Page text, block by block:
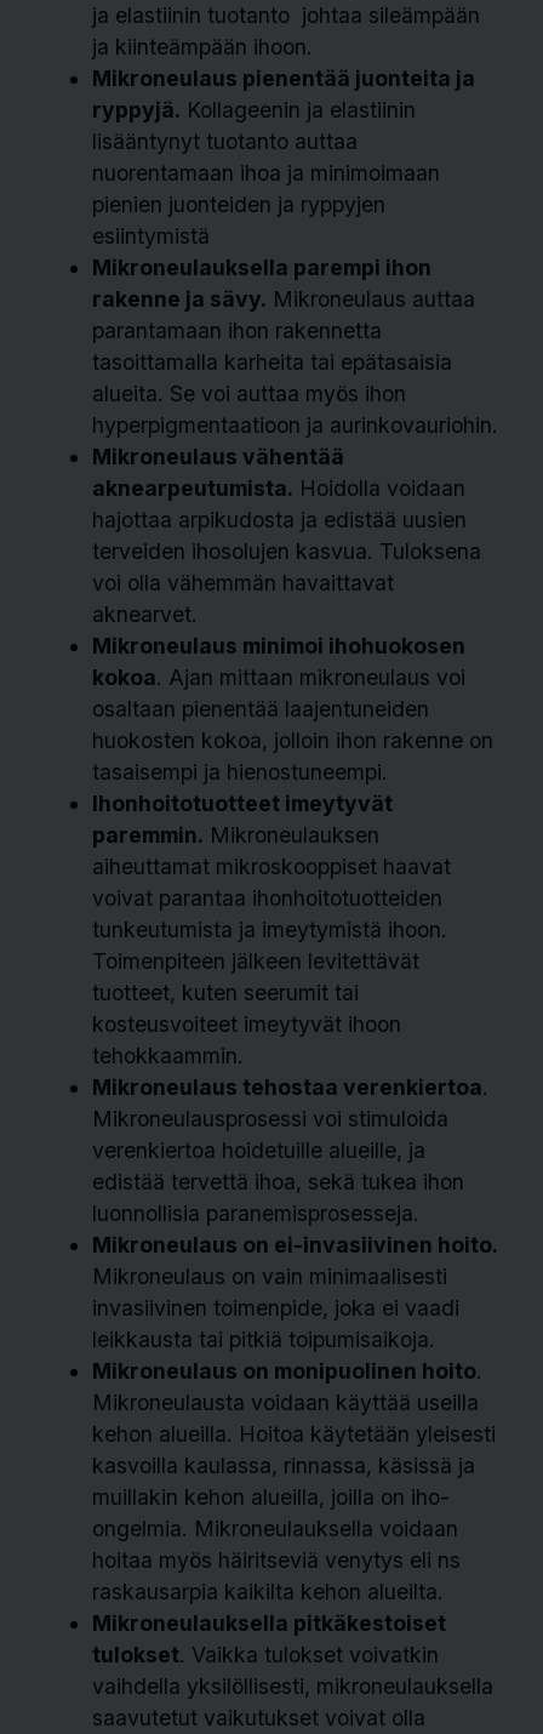
ja elastiinin tuotanto johtaa sileämpään
ja kiinteämpään ihoon.
Mikroneulaus pienentää juonteita ja
ryppyjä. Kollageenin ja elastiinin
lisääntynyt tuotanto auttaa
nuorentamaan ihoa ja minimoimaan
pienien juonteiden ja ryppyjen
esiintymistä
Mikroneulauksella parempi ihon
rakenne ja sävy. Mikroneulaus auttaa
parantamaan ihon rakennetta
tasoittamalla karheita tai epätasaisia
alueita. Se voi auttaa myös ihon
hyperpigmentaatioon ja aurinkovauriohin.
Mikroneulaus vähentää
aknearpeutumista. Hoidolla voidaan
hajottaa arpikudosta ja edistää uusien
terveiden ihosolujen kasvua. Tuloksena
voi olla vähemmän havaittavat
aknearvet.
Mikroneulaus minimoi ihohuokosen
kokoa. Ajan mittaan mikroneulaus voi
osaltaan pienentää laajentuneiden
huokosten kokoa, jolloin ihon rakenne on
tasaisempi ja hienostuneempi.
Ihonhoitotuotteet imeytyvät
paremmin. Mikroneulauksen
aiheuttamat mikroskooppiset haavat
voivat parantaa ihonhoitotuotteiden
tunkeutumista ja imeytymistä ihoon.
Toimenpiteen jälkeen levitettävät
tuotteet, kuten seerumit tai
kosteusvoiteet imeytyvät ihoon
tehokkaammin.
Mikroneulaus tehostaa verenkiertoa.
Mikroneulausprosessi voi stimuloida
verenkiertoa hoidetuille alueille, ja
edistää tervettä ihoa, sekä tukea ihon
luonnollisia paranemisprosesseja.
Mikroneulaus on ei-invasiivinen hoito.
Mikroneulaus on vain minimaalisesti
invasiivinen toimenpide, joka ei vaadi
leikkausta tai pitkiä toipumisaikoja.
Mikroneulaus on monipuolinen hoito.
Mikroneulausta voidaan käyttää useilla
kehon alueilla. Hoitoa käytetään yleisesti
kasvoilla kaulassa, rinnassa, käsissä ja
muillakin kehon alueilla, joilla on iho-
ongelmia. Mikroneulauksella voidaan
hoitaa myös häiritseviä venytys eli ns
raskausarpia kaikilta kehon alueilta.
Mikroneulauksella pitkäkestoiset
tulokset. Vaikka tulokset voivatkin
vaihdella yksilöllisesti, mikroneulauksella
saavutetut vaikutukset voivat olla